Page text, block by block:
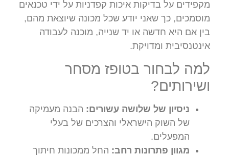
מקפידים על בדיקות איכות קפדניות על ידי טכנאים
מוסמכים, כך שאני יודע שכל מכונה שיוצאת מהם,
בין אם היא חדשה או יד שנייה, מוכנה לעבודה
אינטנסיבית ומדויקת.
למה לבחור בטופז מסחר
ושירותים?
ניסיון של שלושה עשורים: הבנה מעמיקה
של השוק הישראלי והצרכים של בעלי
המפעלים.
מגוון פתרונות רחב: החל ממכונות חיתוך